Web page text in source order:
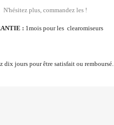
N'hésitez plus, commandez les !
: 1mois pour les clearomiseurs
dix jours pour être satisfait ou remboursé.